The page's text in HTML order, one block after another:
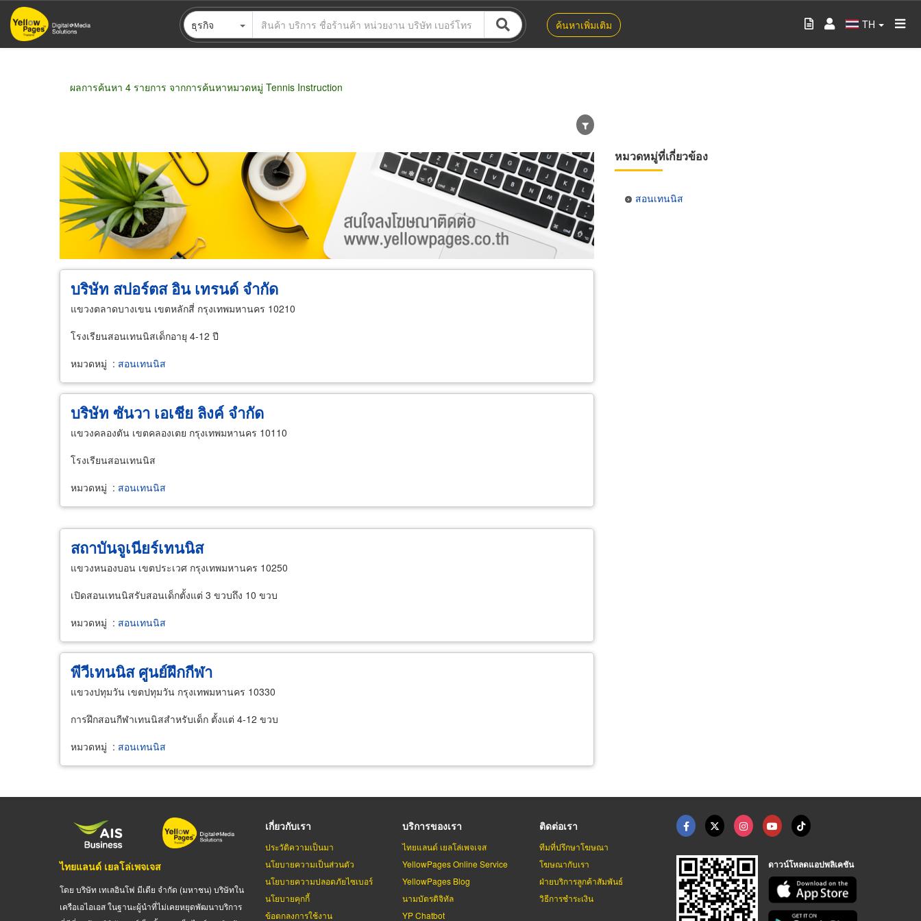
ข้าม
ไป
ธุรกิจ ค้นหาเพิ่มเติม TH
ผลการค้นหา 4 รายการ จากการค้นหาหมวดหมู่ Tennis Instruction
ขายส่ง ขายปลีก ผู้ผลิต ตัวแทนจัดจำหน่าย ผู้ส่งออก/นำเข้า ธุรกิจบริการ
บริษัท สปอร์ตส อิน เทรนด์ จำกัด
แขวงตลาดบางเขน เขตหลักสี่ กรุงเทพมหานคร 10210
โรงเรียนสอนเทนนิสเด็กอายุ 4-12 ปี
หมวดหมู่ : สอนเทนนิส
บริษัท ซันวา เอเชีย ลิงค์ จำกัด
แขวงคลองตัน เขตคลองเตย กรุงเทพมหานคร 10110
โรงเรียนสอนเทนนิส
หมวดหมู่ : สอนเทนนิส
สถาบันจูเนียร์เทนนิส
แขวงหนองบอน เขตประเวศ กรุงเทพมหานคร 10250
เปิดสอนเทนนิสรับสอนเด็กตั้งแต่ 3 ขวบถึง 10 ขวบ
หมวดหมู่ : สอนเทนนิส
พีวีเทนนิส ศูนย์ฝึกกีฬา
แขวงปทุมวัน เขตปทุมวัน กรุงเทพมหานคร 10330
การฝึกสอนกีฬาเทนนิสสำหรับเด็ก ตั้งแต่ 4-12 ขวบ
หมวดหมู่ : สอนเทนนิส
หมวดหมู่ที่เกี่ยวข้อง
สอนเทนนิส
ไทยแลนด์ เยลโล่เพจเจส
โดย บริษัท เทเลอินโฟ มีเดีย จำกัด (มหาชน) บริษัทใน
เครือเอไอเอส ในฐานะผู้นำที่ไม่เคยหยุดพัฒนาบริการ
เกี่ยวกับเรา
ประวัติความเป็นมา
นโยบายความเป็นส่วนตัว
นโยบายความปลอดภัยไซเบอร์
นโยบายคุกกี้
ข้อตกลงการใช้งาน
บริการของเรา
ไทยแลนด์ เยลโล่เพจเจส
YellowPages Online Service
YellowPages Blog
นามบัตรดิจิทัล
YP Chatbot
ติดต่อเรา
ทีมที่ปรึกษาโฆษณา
โฆษณากับเรา
ฝ่ายบริการลูกค้าสัมพันธ์
วิธีการชำระเงิน
ดาวน์โหลดแอปพลิเคชัน